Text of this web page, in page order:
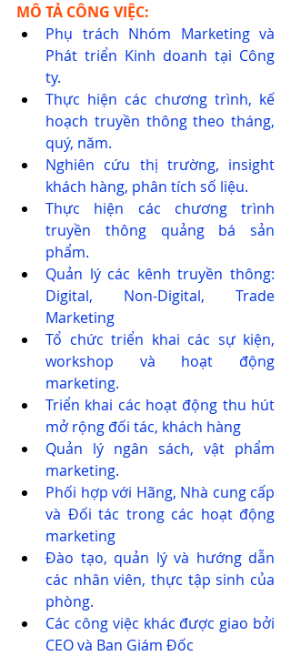
MÔ TẢ CÔNG VIỆC:
Phụ trách Nhóm Marketing và
Phát triển Kinh doanh tại Công
ty.
Thực hiện các chương trình, kế
hoạch truyền thông theo tháng,
quý, năm.
Nghiên cứu thị trường, insight
khách hàng, phân tích số liệu.
Thực hiện các chương trình
truyền thông quảng bá sản
phẩm.
Quản lý các kênh truyền thông:
Digital, Non-Digital, Trade
Marketing
Tổ chức triển khai các sự kiện,
workshop và hoạt động
marketing.
Triển khai các hoạt động thu hút
mở rộng đối tác, khách hàng
Quản lý ngân sách, vật phẩm
marketing.
Phối hợp với Hãng, Nhà cung cấp
và Đối tác trong các hoạt động
marketing
Đào tạo, quản lý và hướng dẫn
các nhân viên, thực tập sinh của
phòng.
Các công việc khác được giao bởi
CEO và Ban Giám Đốc